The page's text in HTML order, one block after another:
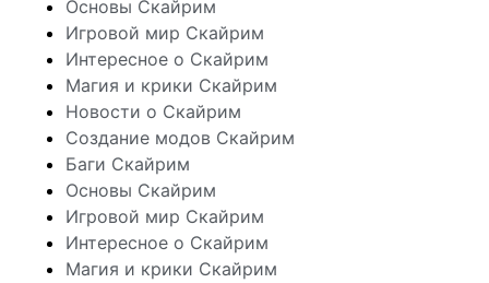
Основы Скайрим
Игровой мир Скайрим
Интересное о Скайрим
Магия и крики Скайрим
Новости о Скайрим
Создание модов Скайрим
Баги Скайрим
Основы Скайрим
Игровой мир Скайрим
Интересное о Скайрим
Магия и крики Скайрим